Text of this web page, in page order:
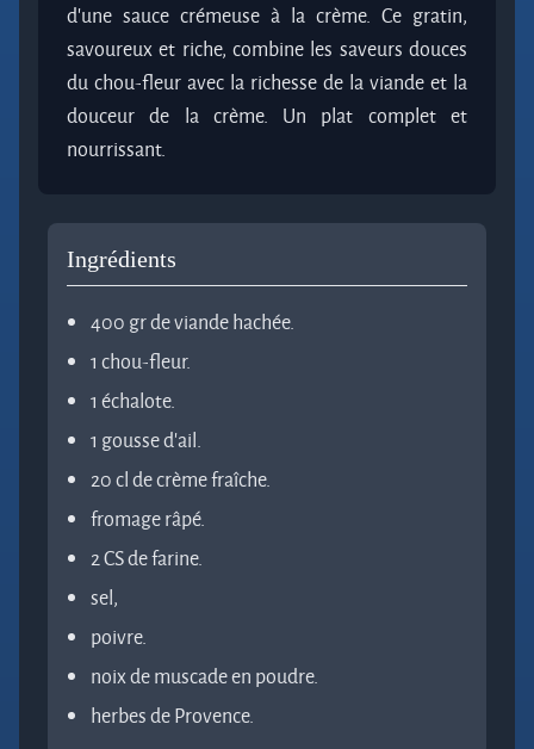
d'une sauce crémeuse à la crème. Ce gratin,
savoureux et riche, combine les saveurs douces
du chou-fleur avec la richesse de la viande et la
douceur de la crème. Un plat complet et
nourrissant.
Ingrédients
400 gr de viande hachée.
1 chou-fleur.
1 échalote.
1 gousse d’ail.
20 cl de crème fraîche.
fromage râpé.
2 CS de farine.
sel,
poivre.
noix de muscade en poudre.
herbes de Provence.